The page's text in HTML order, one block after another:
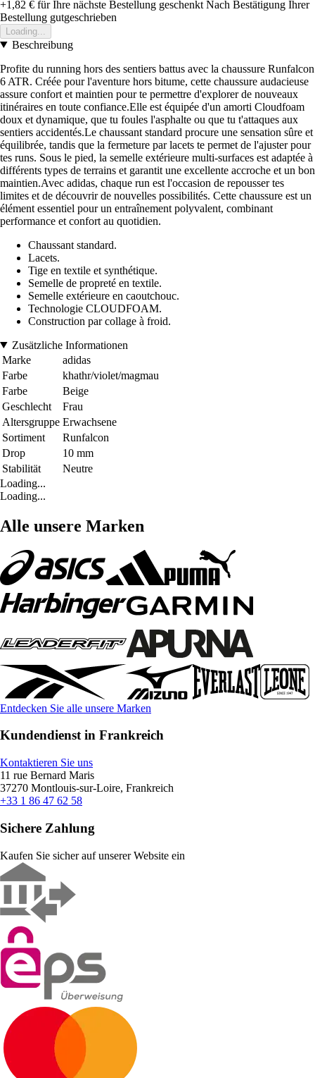
+1,82 € für Ihre nächste Bestellung geschenkt Nach Bestätigung Ihrer
Bestellung gutgeschrieben
Loading...
Beschreibung
Profite du running hors des sentiers battus avec la chaussure Runfalcon
6 ATR. Créée pour l'aventure hors bitume, cette chaussure audacieuse
assure confort et maintien pour te permettre d'explorer de nouveaux
itinéraires en toute confiance.Elle est équipée d'un amorti Cloudfoam
doux et dynamique, que tu foules l'asphalte ou que tu t'attaques aux
sentiers accidentés.Le chaussant standard procure une sensation sûre et
équilibrée, tandis que la fermeture par lacets te permet de l'ajuster pour
tes runs. Sous le pied, la semelle extérieure multi-surfaces est adaptée à
différents types de terrains et garantit une excellente accroche et un bon
maintien.Avec adidas, chaque run est l'occasion de repousser tes
limites et de découvrir de nouvelles possibilités. Cette chaussure est un
élément essentiel pour un entraînement polyvalent, combinant
performance et confort au quotidien.
Chaussant standard.
Lacets.
Tige en textile et synthétique.
Semelle de propreté en textile.
Semelle extérieure en caoutchouc.
Technologie CLOUDFOAM.
Construction par collage à froid.
Zusätzliche Informationen
Marke
adidas
Farbe
khathr/violet/magmau
Farbe
Beige
Geschlecht
Frau
Altersgruppe Erwachsene
Sortiment
Runfalcon
Drop
10 mm
Stabilität
Neutre
Loading...
Loading...
Alle unsere Marken
Entdecken Sie alle unsere Marken
Kundendienst in Frankreich
Kontaktieren Sie uns
11 rue Bernard Maris
37270 Montlouis-sur-Loire, Frankreich
+33 1 86 47 62 58
Sichere Zahlung
Kaufen Sie sicher auf unserer Website ein